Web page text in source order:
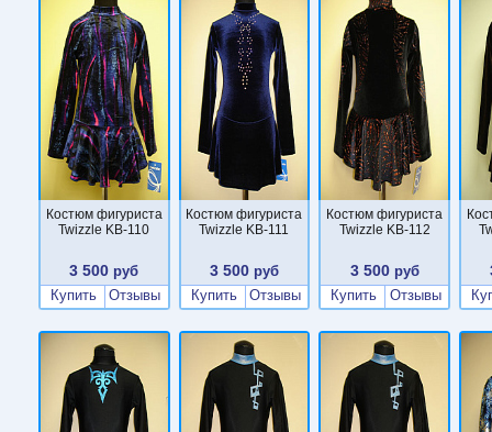
Костюм фигуриста
Twizzle KB-110
3 500 руб
Купить
Отзывы
Костюм фигуриста
Twizzle KB-111
3 500 руб
Купить
Отзывы
Костюм фигуриста
Twizzle KB-112
3 500руб
Купить
Отзывы